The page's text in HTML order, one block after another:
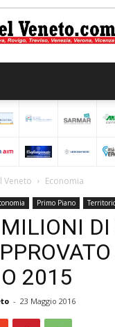
del
Veneto
Veneto Economia
Primo Piano
DI
2015
- 23 Maggio 2016